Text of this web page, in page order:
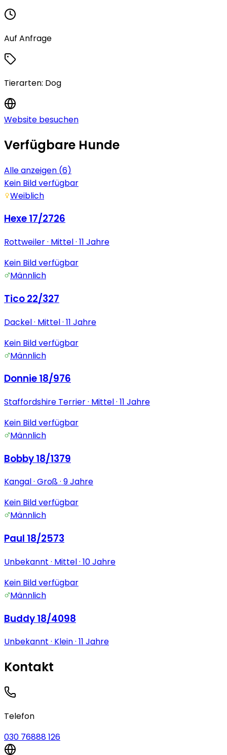
Auf Anfrage
Tierarten: Dog
Website besuchen
Verfügbare Hunde
Alle anzeigen (6)
Kein Bild verfügbar
Weiblich
Hexe 17/2726
Rottweiler· Mittel· 11 Jahre
Kein Bild verfügbar
Männlich
Tico 22/327
Dackel· Mittel· 11 Jahre
Kein Bild verfügbar
Männlich
Donnie 18/976
Staffordshire Terrier· Mittel· 11 Jahre
Kein Bild verfügbar
Männlich
Bobby 18/1379
Kangal· Groß· 9 Jahre
Kein Bild verfügbar
Männlich
Paul 18/2573
Unbekannt · Mittel· 10 Jahre
Kein Bild verfügbar
Männlich
Buddy 18/4098
Unbekannt · Klein· 11 Jahre
Kontakt
Telefon
030 76888 126